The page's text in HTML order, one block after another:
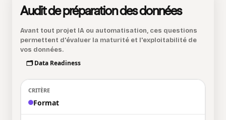
Audit de préparation des données
Avant tout projet IA ou automatisation, ces questions
permettent d'évaluer la maturité et l'exploitabilité de
vos données.
🗂️ Data Readiness
Format